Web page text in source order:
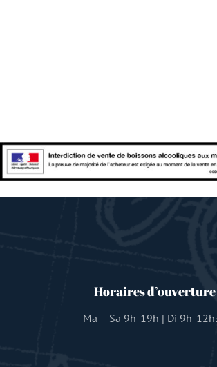
Horaires d’ouverture
Ma – Sa 9h-19h | Di 9h-